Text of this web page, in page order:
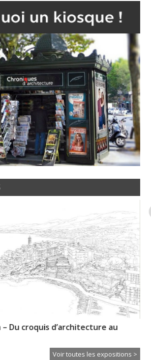
croquis d’architecture au
Voir toutes les expositions >